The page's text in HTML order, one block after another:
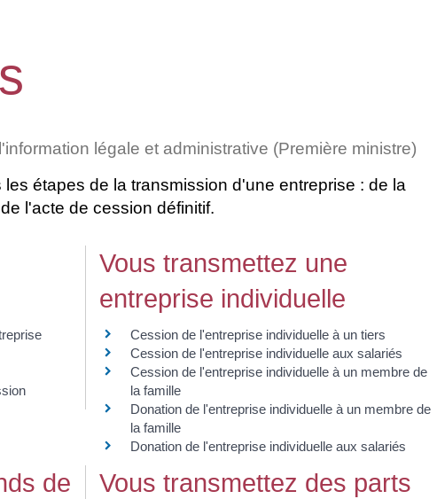
légale et administrative (Première ministre)
étapes de la transmission d'une entreprise : de la
l'acte de cession définitif.
Vous transmettez une
entreprise individuelle
Cession de l'entreprise individuelle à un tiers
Cession de l'entreprise individuelle aux salariés
Cession de l'entreprise individuelle à un membre de
la famille
Donation de l'entreprise individuelle à un membre de
la famille
Donation de l'entreprise individuelle aux salariés
de
Vous transmettez des parts